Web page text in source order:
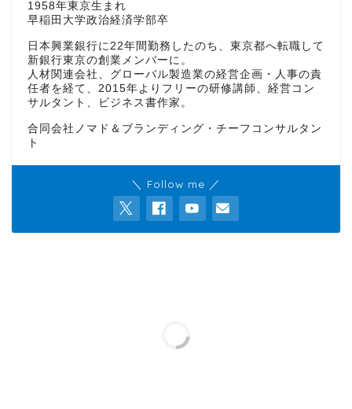
1958年東京生まれ
早稲田大学政治経済学部卒
日本興業銀行に22年間勤務したのち、東京都へ転職して
新銀行東京の創業メンバーに。
人材関連会社、グローバル製造業の経営企画・人事の責
任者を経て、2015年よりフリーの研修講師、経営コン
サルタント、ビジネス書作家。
合同会社ノマド＆ブランディング・チーフコンサルタン
ト
＼ Follow me ／